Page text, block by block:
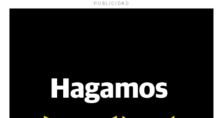
PUBLICIDAD